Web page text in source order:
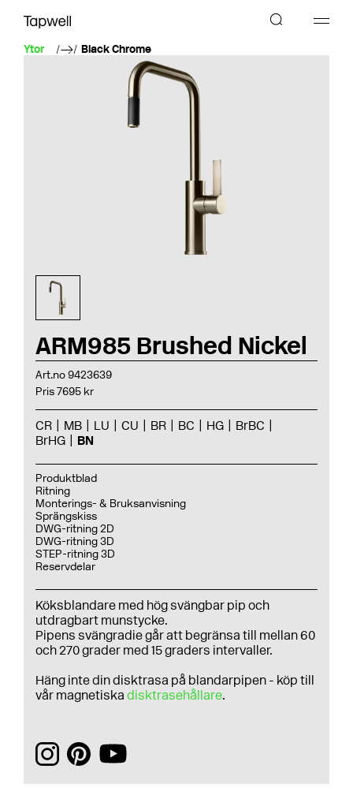
Ytor Black Chrome
ARM985 Brushed Nickel
Art.no 9423639
Pris 7695 kr
CR MB LU CU BR BC HG
BrBC
BrHG
BN
Produktblad
Ritning
Monterings- & Bruksanvisning
Sprängskiss
DWG-ritning 2D
DWG-ritning 3D
STEP-ritning 3D
Reservdelar
Köksblandare med hög svängbar pip och
utdragbart munstycke.
Pipens svängradie går att begränsa till mellan 60
och 270 grader med 15 graders intervaller.
Häng inte din disktrasa på blandarpipen - köp till
vår magnetiska disktrasehållare.